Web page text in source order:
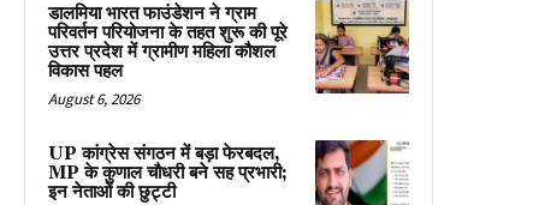
डालमिया भारत फाउंडेशन ने ग्राम
परिवर्तन परियोजना के तहत शुरू की पूरे
उत्तर प्रदेश में ग्रामीण महिला कौशल
विकास पहल
August 6, 2026
UP कांग्रेस संगठन में बड़ा फेरबदल,
MP के कुणाल चौधरी बने सह प्रभारी;
इन नेताओं की छुट्टी